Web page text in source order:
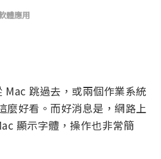
體應用
跳過去，或兩個作業系統
麼好看。而好消息是，網路上
顯示字體，操作也非常簡